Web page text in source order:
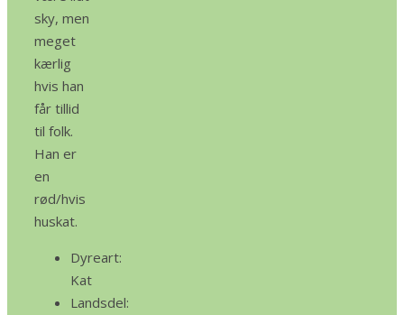
sky, men
meget
kærlig
hvis han
får tillid
til folk.
Han er
en
rød/hvis
huskat.
Dyreart:
Kat
Landsdel: